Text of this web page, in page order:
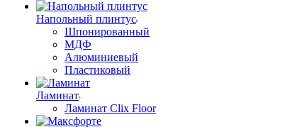
Напольный плинтус
Шпонированный
МДФ
Алюминиевый
Пластиковый
Ламинат
Ламинат Clix Floor